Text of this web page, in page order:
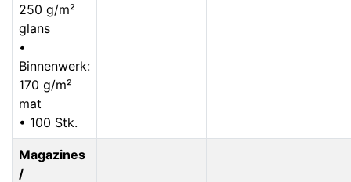
250 g/m²
glans
•
Binnenwerk:
170 g/m²
mat
• 100 Stk.
Magazines
/